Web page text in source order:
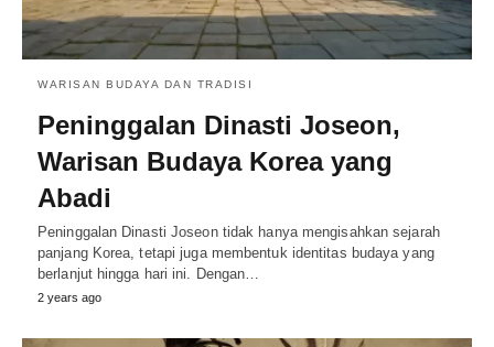
WARISAN BUDAYA DAN TRADISI
Peninggalan Dinasti Joseon,
Warisan Budaya Korea yang
Abadi
Peninggalan Dinasti Joseon tidak hanya mengisahkan sejarah
panjang Korea, tetapi juga membentuk identitas budaya yang
berlanjut hingga hari ini. Dengan…
2 years ago